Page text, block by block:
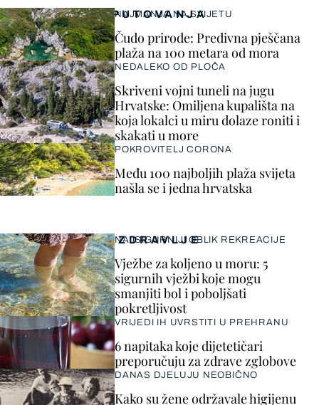
ZDRAVLJE
NAJSIGURNIJI OBLIK REKREACIJE
Vježbe za koljeno u moru: 5
sigurnih vježbi koje mogu
smanjiti bol i poboljšati
pokretljivost
VRIJEDI IH UVRSTITI U PREHRANU
6 napitaka koje dijetetičari
preporučuju za zdrave zglobove
DANAS DJELUJU NEOBIČNO
Kako su žene održavale higijenu
PUTOVANJA
NAJMANJA NA SVIJETU
Čudo prirode: Predivna pješčana
plaža na 100 metara od mora
NEDALEKO OD PLOČA
Skriveni vojni tuneli na jugu
Hrvatske: Omiljena kupališta na
koja lokalci u miru dolaze roniti i
skakati u more
POKROVITELJ CORONA
Među 100 najboljih plaža svijeta
našla se i jedna hrvatska